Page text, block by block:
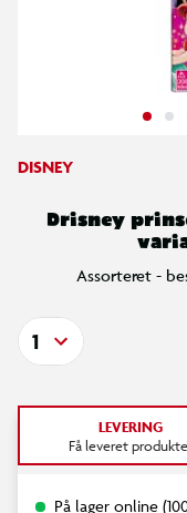
DISNEY
Drisney
Assorteret -
1
LEVERING
Få leveret
På lager online